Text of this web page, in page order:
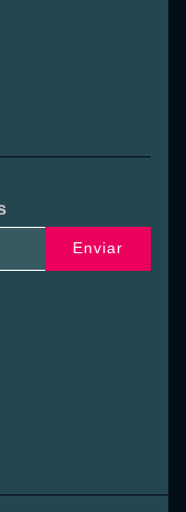
Enviar